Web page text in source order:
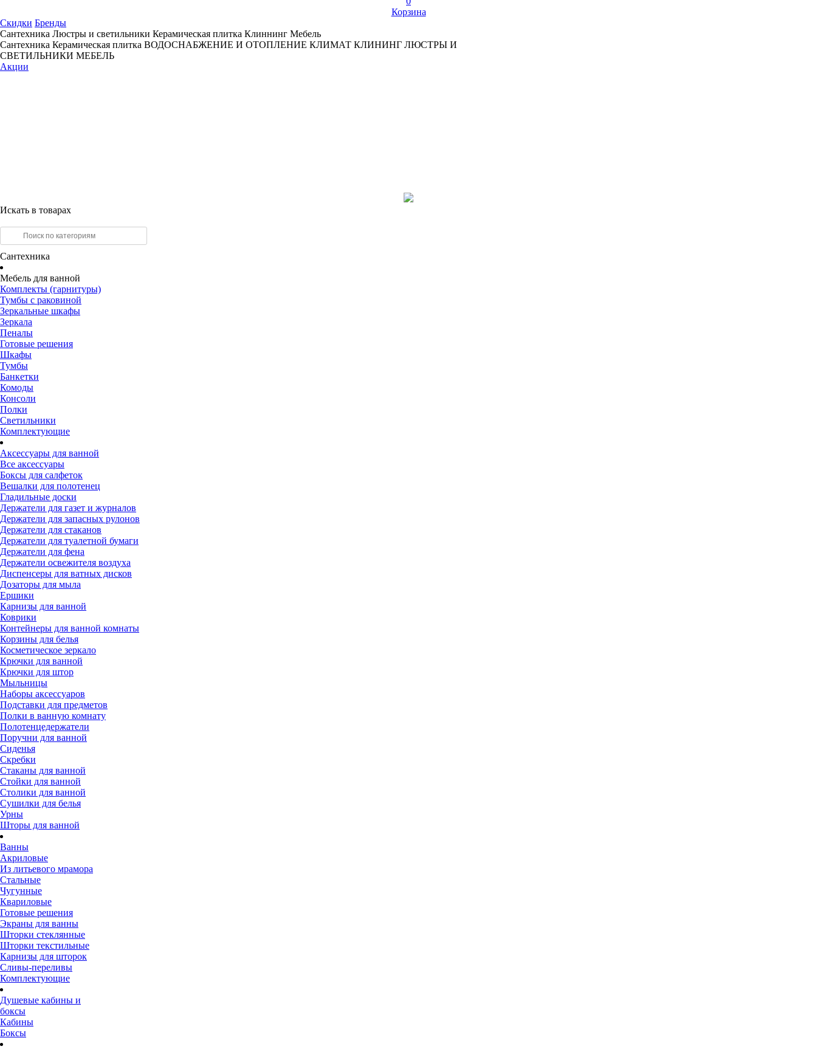
Корзина
Скидки Бренды
Сантехника Люстры и светильники Керамическая плитка Клиннинг Мебель
Сантехника Керамическая плитка ВОДОСНАБЖЕНИЕ И ОТОПЛЕНИЕ КЛИМАТ КЛИНИНГ ЛЮСТРЫ И
СВЕТИЛЬНИКИ МЕБЕЛЬ
Акции
Искать в товарах
Сантехника
Мебель для ванной
Комплекты (гарнитуры)
Тумбы с раковиной
Зеркальные шкафы
Зеркала
Пеналы
Готовые решения
Шкафы
Тумбы
Банкетки
Комоды
Консоли
Полки
Светильники
Комплектующие
Аксессуары для ванной
Все аксессуары
Боксы для салфеток
Вешалки для полотенец
Гладильные доски
Держатели для газет и журналов
Держатели для запасных рулонов
Держатели для стаканов
Держатели для туалетной бумаги
Держатели для фена
Держатели освежителя воздуха
Диспенсеры для ватных дисков
Дозаторы для мыла
Ершики
Карнизы для ванной
Коврики
Контейнеры для ванной комнаты
Корзины для белья
Косметическое зеркало
Крючки для ванной
Крючки для штор
Мыльницы
Наборы аксессуаров
Подставки для предметов
Полки в ванную комнату
Полотенцедержатели
Поручни для ванной
Сиденья
Скребки
Стаканы для ванной
Стойки для ванной
Столики для ванной
Сушилки для белья
Урны
Шторы для ванной
Ванны
Акриловые
Из литьевого мрамора
Стальные
Чугунные
Квариловые
Готовые решения
Экраны для ванны
Шторки стеклянные
Шторки текстильные
Карнизы для шторок
Сливы-переливы
Комплектующие
Душевые кабины и
боксы
Кабины
Боксы